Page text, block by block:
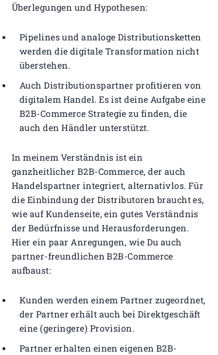
Überlegungen und Hypothesen:
Pipelines und analoge Distributionsketten
werden die digitale Transformation nicht
überstehen.
Auch Distributionspartner profitieren von
digitalem Handel. Es ist deine Aufgabe eine
B2B-Commerce Strategie zu finden, die
auch den Händler unterstützt.
In meinem Verständnis ist ein
ganzheitlicher B2B-Commerce, der auch
Handelspartner integriert, alternativlos. Für
die Einbindung der Distributoren braucht es,
wie auf Kundenseite, ein gutes Verständnis
der Bedürfnisse und Herausforderungen.
Hier ein paar Anregungen, wie Du auch
partner-freundlichen B2B-Commerce
aufbaust:
Kunden werden einem Partner zugeordnet,
der Partner erhält auch bei Direktgeschäft
eine (geringere) Provision.
Partner erhalten einen eigenen B2B-